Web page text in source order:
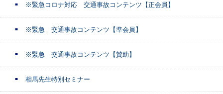
※緊急コロナ対応 交通事故コンテンツ【正会員】
※緊急 交通事故コンテンツ【準会員】
※緊急 交通事故コンテンツ【賛助】
相馬先生特別セミナー